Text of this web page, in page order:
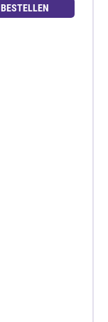
BESTELLEN